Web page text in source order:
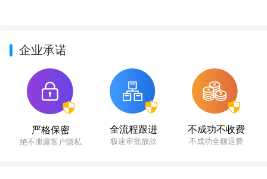
企业承诺
严格保密
绝不泄露客户隐私
全流程跟进
极速审批放款
不成功不收费
不成功全额退费